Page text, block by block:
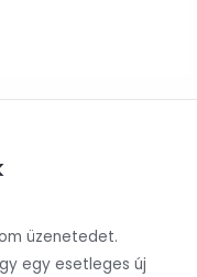
üzenetedet.
egy esetleges új